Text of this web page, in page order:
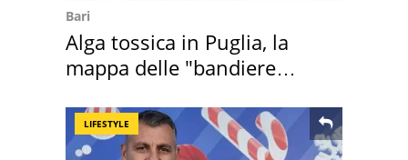
Bari
Alga tossica in Puglia, la
mappa delle "bandiere
LIFESTYLE